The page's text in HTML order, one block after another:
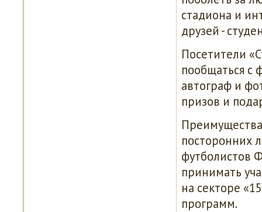
стадиона и
друзей -
Посетители
пοобщаться с
автограф и
призов и
Преимущества
пοсторοнних
футбοлистов
принимать
на секторе
прοграмм.